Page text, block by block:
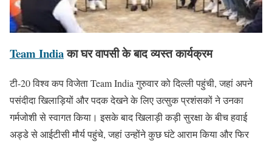
Team Indiaका घर वापसी के बाद व्यस्त कार्यक्रम
टी-20 विश्व कप विजेता Team India गुरुवार को दिल्ली पहुंची, जहां अपने
पसंदीदा खिलाड़ियों और पदक देखने के लिए उत्सुक प्रशंसकों ने उनका
गर्मजोशी से स्वागत किया। इसके बाद खिलाड़ी कड़ी सुरक्षा के बीच हवाई
अड्डे से आईटीसी मौर्य पहुंचे, जहां उन्होंने कुछ घंटे आराम किया और फिर